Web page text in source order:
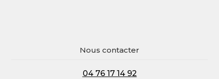
Nous contacter
04 76 17 14 92